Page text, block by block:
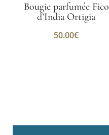
Bougie parfumée Fico
d’India Ortigia
50.00€